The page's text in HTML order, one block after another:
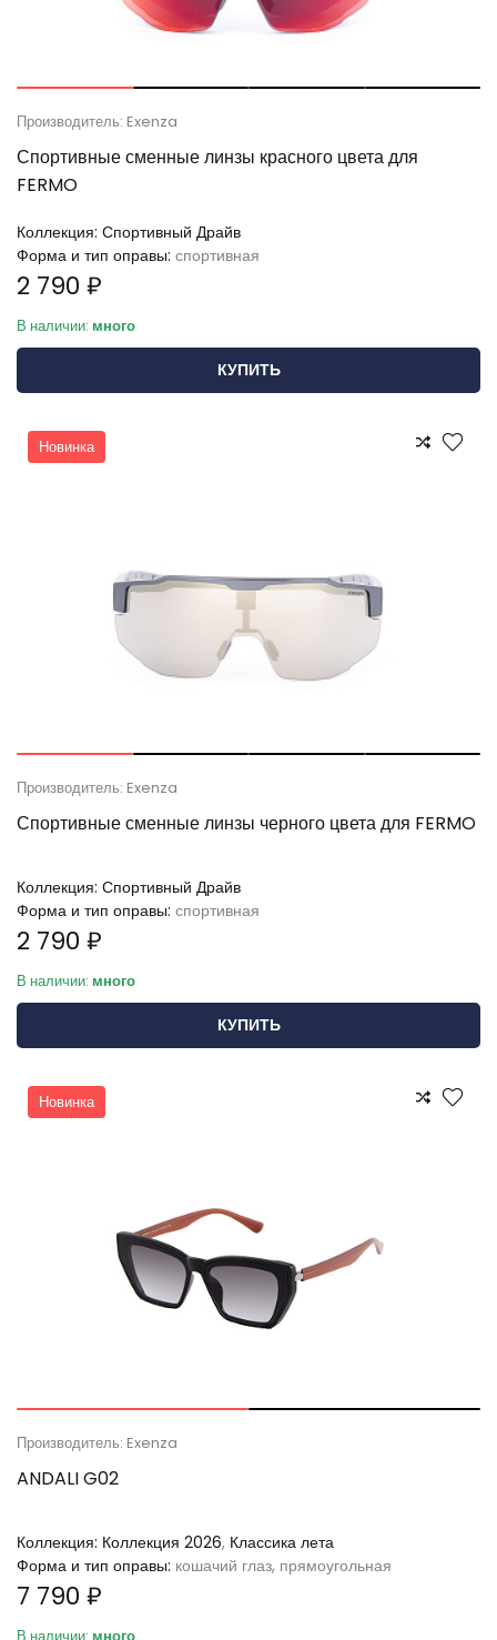
Производитель: Exenza
Спортивные сменные линзы красного цвета для
FERMO
Коллекция: Спортивный Драйв
Форма и тип оправы: спортивная
2 790 ₽
В наличии: много
КУПИТЬ
Новинка
Производитель: Exenza
Спортивные сменные линзы черного цвета для FERMO
Коллекция: Спортивный Драйв
Форма и тип оправы: спортивная
2 790 ₽
В наличии: много
КУПИТЬ
Новинка
Производитель: Exenza
ANDALI G02
Коллекция: Коллекция 2026, Классика лета
Форма и тип оправы: кошачий глаз, прямоугольная
7 790 ₽